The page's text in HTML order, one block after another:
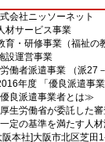
会社ニッソーネット
材サービス事業
育・研修事業（福祉の
設運営事業
働者派遣事業 （派27
年度 「優良派遣事
良派遣事業者とは≫
生労働省が委託した審
定の基準を満たす人材
阪本社]大阪市北区芝